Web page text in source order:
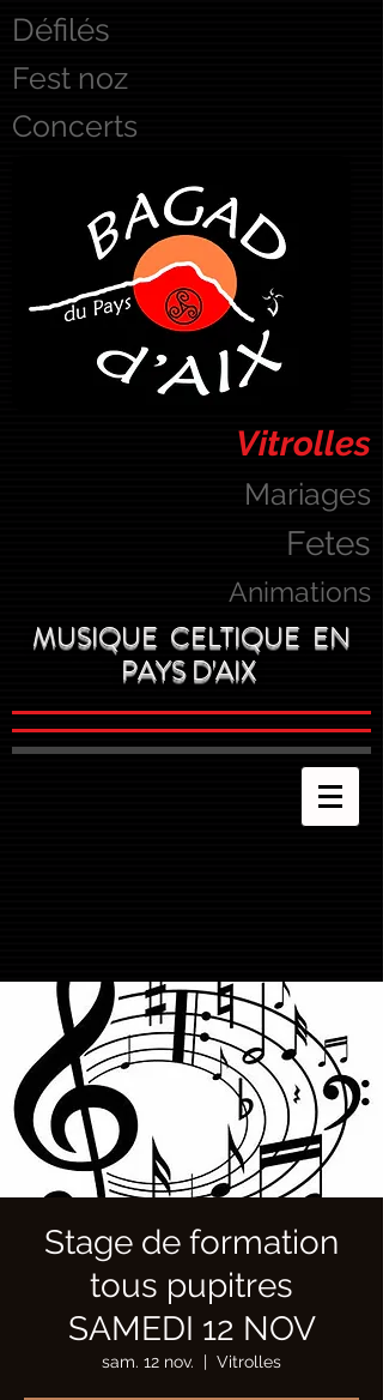
Défilés
Fest noz
Concerts
Vitrolles
Mariages
Fetes
Animations
MUSIQUE CELTIQUE EN
PAYS D'AIX
Stage de formation
tous pupitres
SAMEDI 12 NOV
sam. 12 nov.
  |
Vitrolles